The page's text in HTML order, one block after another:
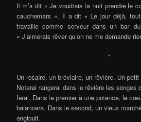
Il m’a dit « Je voudrais la nuit prendre le
cauchemars ». Il a dit « Le jour déjà,
travaille comme serveur dans un bar
« J’aimerais rêver qu’on ne me demande
*
Un rosaire, un bréviaire, un rêvière. Un
Noterai rangerai dans le rêvière les songes
ferai. Dans le premier à une potence, le
balancera. Dans le second, un vieux
englouti.